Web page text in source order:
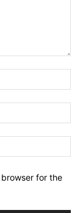
for the